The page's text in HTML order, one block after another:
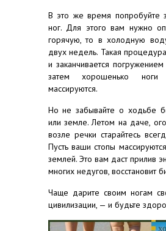
В это же время попробуйте
ног. Для этого вам нужно
горячую, то в холодную
двух недель. Такая
и заканчивается
затем хорошенько ноги
массируются.
Но не забывайте о ходьбе
или земле. Летом на даче,
возле речки старайтесь
Пусть ваши стопы
землей. Это вам даст прилив
многих недугов, восстановит
Чаще дарите своим ногам
цивилизации, — и будьте